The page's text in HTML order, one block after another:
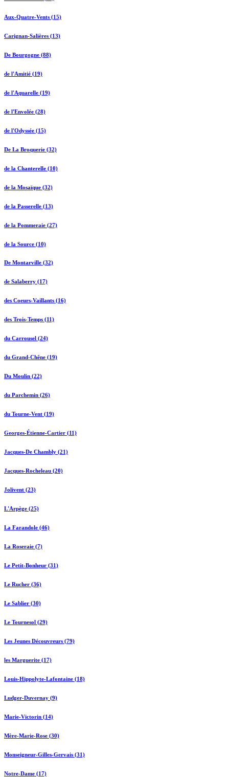
Aux-Quatre-Vents (15)
Carignan-Salières (13)
De Bourgogne (88)
de l'Amitié (19)
de l'Aquarelle (19)
de l'Envolée (28)
de l'Odyssée (15)
De La Broquerie (32)
de la Chanterelle (10)
de la Mosaïque (32)
de la Passerelle (13)
de la Pommeraie (27)
de la Source (10)
De Montarville (32)
de Salaberry (17)
des Coeurs-Vaillants (16)
des Trois-Temps (11)
du Carrousel (24)
du Grand-Chêne (19)
Du Moulin (22)
du Parchemin (26)
du Tourne-Vent (19)
Georges-Étienne-Cartier (11)
Jacques-De Chambly (21)
Jacques-Rocheleau (20)
Jolivent (23)
L'Arpège (25)
La Farandole (46)
La Roseraie (7)
Le Petit-Bonheur (31)
Le Rucher (36)
Le Sablier (30)
Le Tournesol (29)
Les Jeunes Découvreurs (79)
les Marguerite (17)
Louis-Hippolyte-Lafontaine (18)
Ludger-Duvernay (9)
Marie-Victorin (14)
Mère-Marie-Rose (30)
Monseigneur-Gilles-Gervais (31)
Notre-Dame (17)